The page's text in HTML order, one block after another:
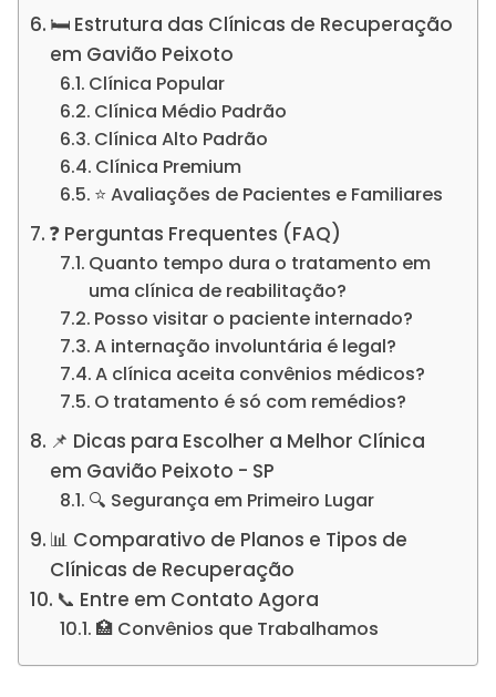
🛏️ Estrutura das Clínicas de Recuperação
em Gavião Peixoto
Clínica Popular
Clínica Médio Padrão
Clínica Alto Padrão
Clínica Premium
⭐ Avaliações de Pacientes e Familiares
❓ Perguntas Frequentes (FAQ)
Quanto tempo dura o tratamento em
uma clínica de reabilitação?
Posso visitar o paciente internado?
A internação involuntária é legal?
A clínica aceita convênios médicos?
O tratamento é só com remédios?
📌 Dicas para Escolher a Melhor Clínica
em Gavião Peixoto - SP
🔍 Segurança em Primeiro Lugar
📊 Comparativo de Planos e Tipos de
Clínicas de Recuperação
📞 Entre em Contato Agora
🏥 Convênios que Trabalhamos